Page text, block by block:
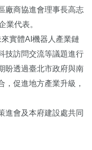
廠商協進會理事長高志
業代表。
實體AI機器人產業鏈
技訪問交流等議題進行
盼透過臺北市政府與南
，促進地方產業升級，
進會及本府建設處共同